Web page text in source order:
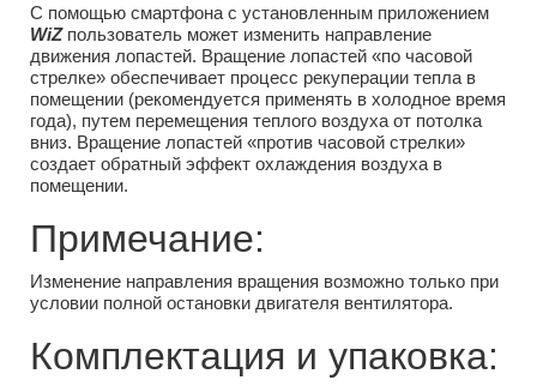
С помощью смартфона с установленным приложением
WiZпользователь может изменить направление
движения лопастей. Вращение лопастей «по часовой
стрелке» обеспечивает процесс рекуперации тепла в
помещении (рекомендуется применять в холодное время
года), путем перемещения теплого воздуха от потолка
вниз. Вращение лопастей «против часовой стрелки»
создает обратный эффект охлаждения воздуха в
помещении.
Примечание:
Изменение направления вращения возможно только при
условии полной остановки двигателя вентилятора.
Комплектация и упаковка: